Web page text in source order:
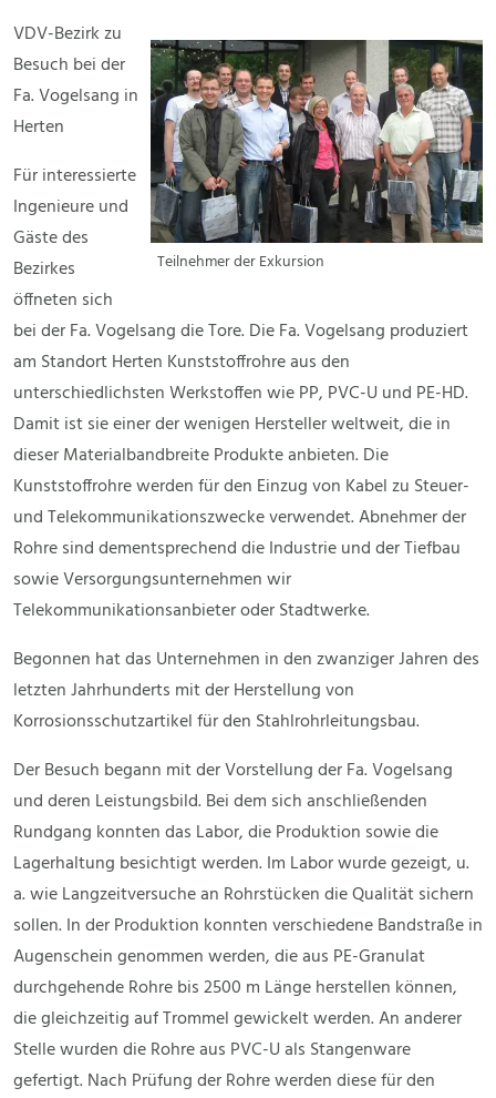
Teilnehmer der Exkursion
VDV-Bezirk zu
Besuch bei der
Fa. Vogelsang in
Herten
Für interessierte
Ingenieure und
Gäste des
Bezirkes
öffneten sich
bei der Fa. Vogelsang die Tore. Die Fa. Vogelsang produziert
am Standort Herten Kunststoffrohre aus den
unterschiedlichsten Werkstoffen wie PP, PVC-U und PE-HD.
Damit ist sie einer der wenigen Hersteller weltweit, die in
dieser Materialbandbreite Produkte anbieten. Die
Kunststoffrohre werden für den Einzug von Kabel zu Steuer-
und Telekommunikationszwecke verwendet. Abnehmer der
Rohre sind dementsprechend die Industrie und der Tiefbau
sowie Versorgungsunternehmen wir
Telekommunikationsanbieter oder Stadtwerke.
Begonnen hat das Unternehmen in den zwanziger Jahren des
letzten Jahrhunderts mit der Herstellung von
Korrosionsschutzartikel für den Stahlrohrleitungsbau.
Der Besuch begann mit der Vorstellung der Fa. Vogelsang
und deren Leistungsbild. Bei dem sich anschließenden
Rundgang konnten das Labor, die Produktion sowie die
Lagerhaltung besichtigt werden. Im Labor wurde gezeigt, u.
a. wie Langzeitversuche an Rohrstücken die Qualität sichern
sollen. In der Produktion konnten verschiedene Bandstraße in
Augenschein genommen werden, die aus PE-Granulat
durchgehende Rohre bis 2500 m Länge herstellen können,
die gleichzeitig auf Trommel gewickelt werden. An anderer
Stelle wurden die Rohre aus PVC-U als Stangenware
gefertigt. Nach Prüfung der Rohre werden diese für den